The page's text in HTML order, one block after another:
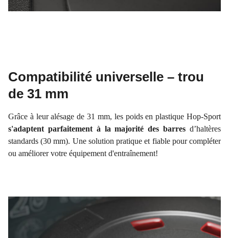
Compatibilité universelle – trou
de 31 mm
Grâce à leur alésage de 31 mm, les poids en plastique Hop-Sport
s'adaptent parfaitement à la majorité des barres d’haltères
standards (30 mm). Une solution pratique et fiable pour compléter
ou améliorer votre équipement d'entraînement!